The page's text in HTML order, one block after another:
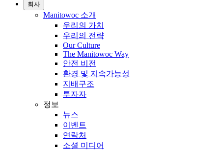
회사
Manitowoc 소개
우리의 가치
우리의 전략
Our Culture
The Manitowoc Way
안전 비전
환경 및 지속가능성
지배구조
투자자
정보
뉴스
이벤트
연락처
소셜 미디어